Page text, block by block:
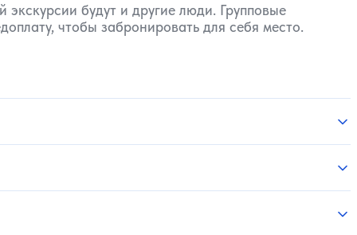
будут и другие люди. Групповые
чтобы забронировать для себя место.